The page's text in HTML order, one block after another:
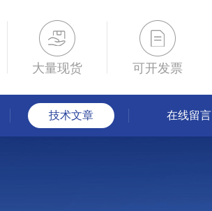
大量现货 可开发票
技术文章 在线留言